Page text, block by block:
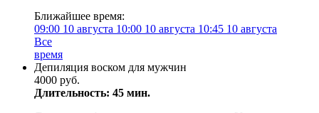
Ближайшее время:
09:00 10 августа 10:00 10 августа 10:45 10 августа
Все
время
Депиляция воском для мужчин
4000 руб.
Длительность: 45 мин.